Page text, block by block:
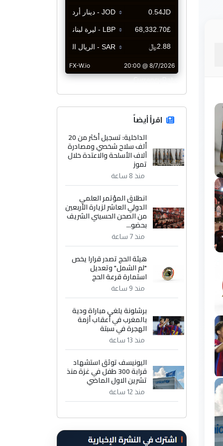
CurrencyRate
اقرأ أيضاً
الداخلية: تسجيل أكثر من 20
ألف سلاح شخصي ومصادرة
آلاف الأسلحة والاعتدة خلال
تموز
منذ 8 ساعة
انطلاق المؤتمر العلمي
الدولي العاشر لزيارة الأربعين
من الصحن الحسيني الشريف
بحضو...
منذ 7 ساعة
هيئة الحج تصدر قرارا يخص
"لم الشمل" وتعديل
استمارة قرعة الحج
منذ 9 ساعة
برشلونة يلغي مباراة ودية
بالمغرب في أعقاب أزمة
الهجرة في سبتة
منذ 13 ساعة
اليونيسف توثق استشهاد
قرابة 300 طفل في غزة منذ
تشرين الاول الماضي
منذ 12 ساعة